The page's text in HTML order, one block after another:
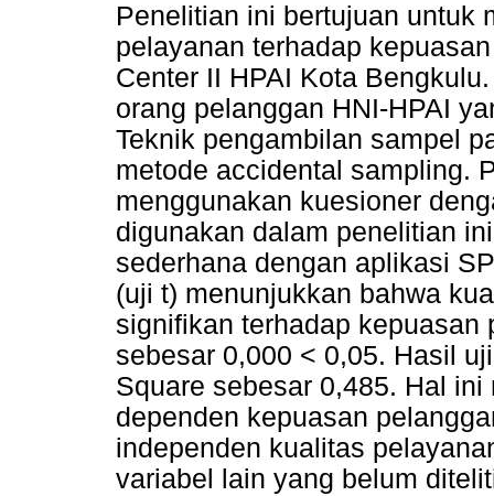
Penelitian ini bertujuan untuk
pelayanan terhadap
Center II HPAI Kota
orang pelanggan HNI-HPAI
Teknik pengambilan sampel
metode accidental sampling.
menggunakan kuesioner
digunakan dalam penelitian
sederhana dengan aplikasi
(uji t) menunjukkan bahwa
signifikan terhadap
sebesar 0,000 < 0,05. Hasil
Square sebesar 0,485. Hal
dependen kepuasan
independen kualitas
variabel lain yang belum